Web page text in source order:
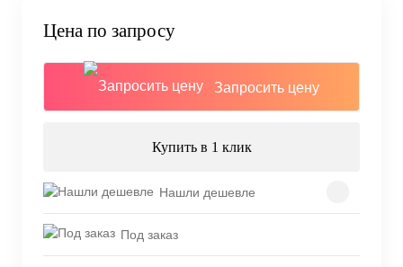
Цена по запросу
Запросить цену
Купить в 1 клик
Нашли дешевле
Под заказ